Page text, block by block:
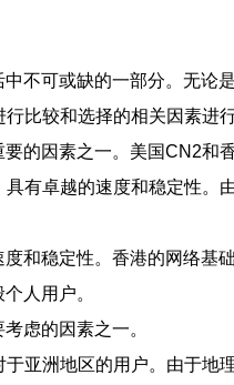
不可或缺的一部分。无
比较和选择的相关因素进行
的因素之一。美国CN2和
有卓越的速度和稳定性
和稳定性。香港的网络
人用户。
虑的因素之一。
亚洲地区的用户。由于地